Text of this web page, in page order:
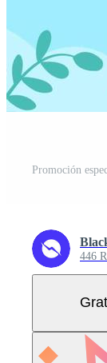
446